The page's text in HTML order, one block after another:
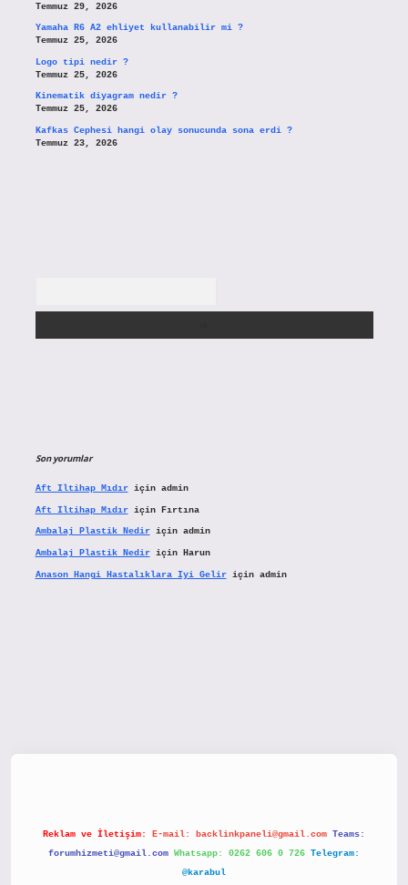
Temmuz 29, 2026
Yamaha R6 A2 ehliyet kullanabilir mi ?
Temmuz 25, 2026
Logo tipi nedir ?
Temmuz 25, 2026
Kinematik diyagram nedir ?
Temmuz 25, 2026
Kafkas Cephesi hangi olay sonucunda sona erdi ?
Temmuz 23, 2026
Son yorumlar
Aft Iltihap Mıdıriçin admin
Aft Iltihap Mıdıriçin Fırtına
Ambalaj Plastik Nediriçin admin
Ambalaj Plastik Nediriçin Harun
Anason Hangi Hastalıklara Iyi Geliriçin admin
Reklam ve İletişim: E-mail: backlinkpaneli@gmail.com Teams:
forumhizmeti@gmail.com Whatsapp: 0262 606 0 726 Telegram:
@karabul